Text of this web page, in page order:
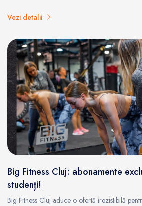
Vezi detalii
Big Fitness Cluj: abonamente
studenți!
Big Fitness Cluj aduce o ofertă irezistibilă